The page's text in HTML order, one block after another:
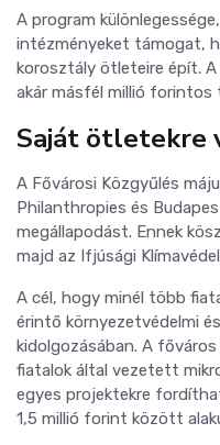
A program
intézményeket támogat,
korosztály ötleteire épít.
akár másfél millió
Saját ötletekre
A Fővárosi Közgyűlés
Philanthropies és
megállapodást. Ennek
majd az Ifjúsági
A cél, hogy minél több
érintő környezetvédelmi
kidolgozásában. A
fiatalok által vezetett
egyes projektekre
1,5 millió forint között